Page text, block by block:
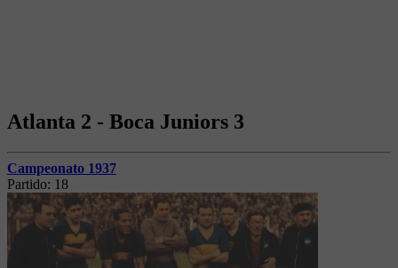
Atlanta 2 - Boca Juniors 3
Campeonato 1937
Partido: 18